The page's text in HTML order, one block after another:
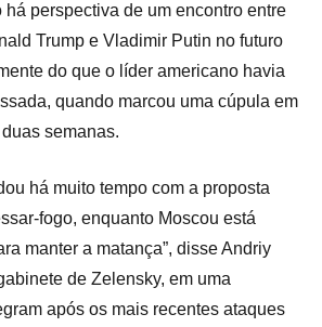
há perspectiva de um encontro entre
Trump e Vladimir Putin no futuro
do que o líder americano havia
quando marcou uma cúpula em
semanas.
há muito tempo com a proposta
fogo, enquanto Moscou está
manter a matança”, disse Andriy
de Zelensky, em uma
após os mais recentes ataques